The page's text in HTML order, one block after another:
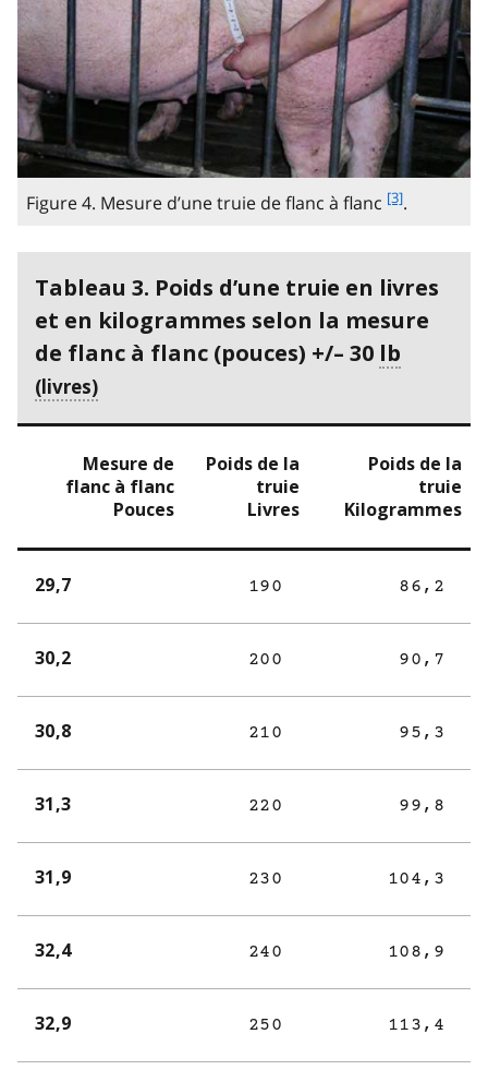
Figure 4. Mesure d’une truie de flanc à flanc f
n
t
e
[3].
Tableau 3. Poids d’une truie en livres
et en kilogrammes selon la mesure
de flanc à flanc (pouces) +/– 30 lb
Mesure de
flanc à flanc
Pouces
Poids de la
truie
Livres
Poids de la
truie
Kilogrammes
29,7 190 86,2
30,2 200 90,7
30,8 210 95,3
31,3 220 99,8
31,9 230 104,3
32,4 240 108,9
32,9 250 113,4